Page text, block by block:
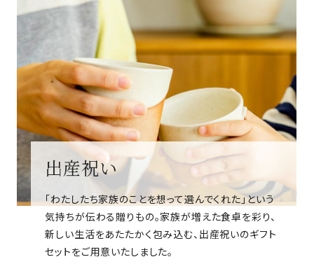
出産祝い
「わたしたち家族のことを想って選んでくれた」という
気持ちが伝わる贈りもの。家族が増えた食卓を彩り、
新しい生活をあたたかく包み込む、出産祝いのギフト
セットをご用意いたしました。